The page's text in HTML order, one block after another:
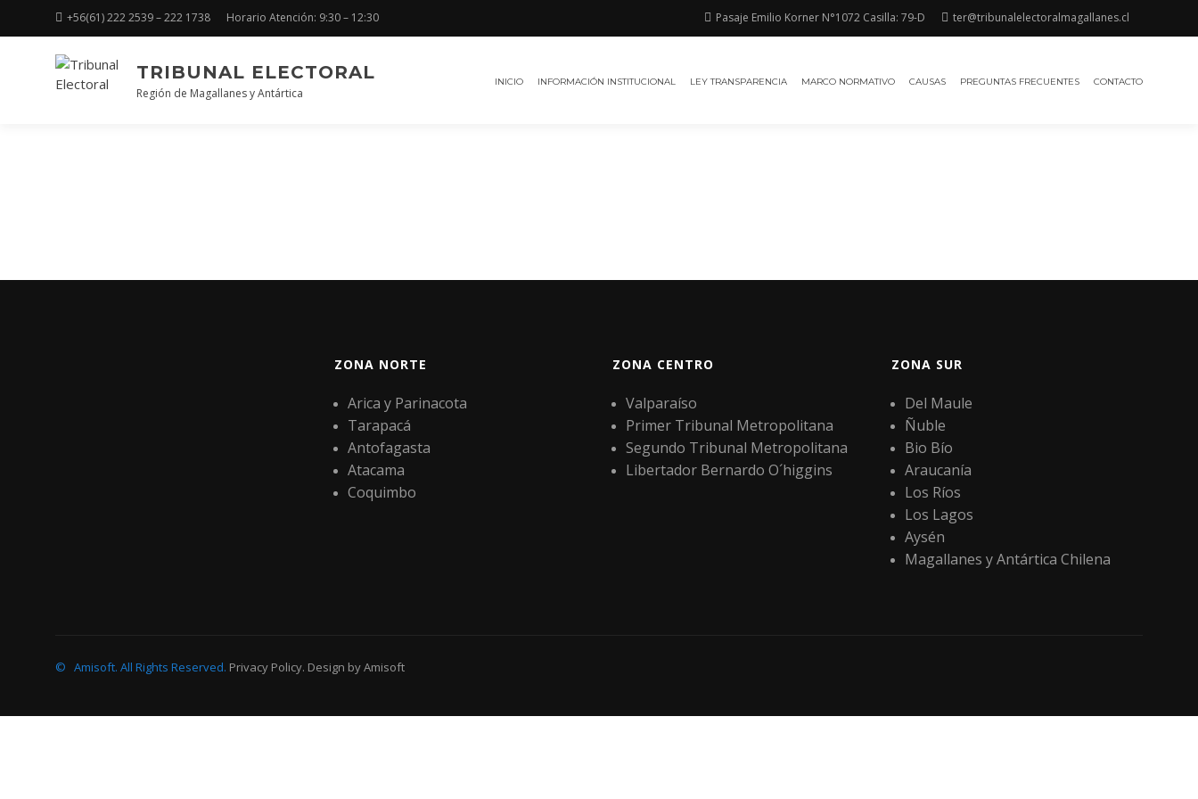
+56(61) 222 2539 – 222 1738 Horario Atención: 9:30 – 12:30 Pasaje Emilio Korner N°1072 Casilla: 79-D ter@tribunalelectoralmagallanes.cl
TRIBUNAL ELECTORAL
Región de Magallanes y Antártica
INICIO INFORMACIÓN INSTITUCIONAL LEY TRANSPARENCIA MARCO NORMATIVO CAUSAS PREGUNTAS FRECUENTES CONTACTO
ZONA NORTE
Arica y Parinacota
Tarapacá
Antofagasta
Atacama
Coquimbo
ZONA CENTRO
Valparaíso
Primer Tribunal Metropolitana
Segundo Tribunal Metropolitana
Libertador Bernardo O´higgins
ZONA SUR
Del Maule
Ñuble
Bio Bío
Araucanía
Los Ríos
Los Lagos
Aysén
Magallanes y Antártica Chilena
© Amisoft. All Rights Reserved. Privacy Policy. Design byAmisoft